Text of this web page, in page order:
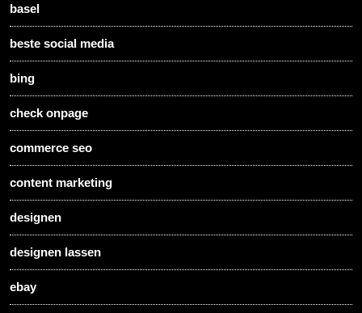
basel
beste social media
bing
check onpage
commerce seo
content marketing
designen
designen lassen
ebay